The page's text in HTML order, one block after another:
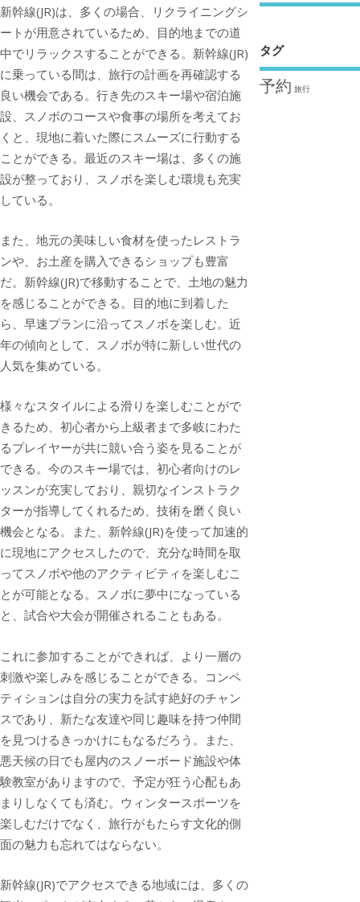
新幹線(JR)は、多くの場合、リクライニングシ
ートが用意されているため、目的地までの道
中でリラックスすることができる。新幹線(JR)
に乗っている間は、旅行の計画を再確認する
良い機会である。行き先のスキー場や宿泊施
設、スノボのコースや食事の場所を考えてお
くと、現地に着いた際にスムーズに行動する
ことができる。最近のスキー場は、多くの施
設が整っており、スノボを楽しむ環境も充実
している。
また、地元の美味しい食材を使ったレストラ
ンや、お土産を購入できるショップも豊富
だ。新幹線(JR)で移動することで、土地の魅力
を感じることができる。目的地に到着した
ら、早速プランに沿ってスノボを楽しむ。近
年の傾向として、スノボが特に新しい世代の
人気を集めている。
様々なスタイルによる滑りを楽しむことがで
きるため、初心者から上級者まで多岐にわた
るプレイヤーが共に競い合う姿を見ることが
できる。今のスキー場では、初心者向けのレ
ッスンが充実しており、親切なインストラク
ターが指導してくれるため、技術を磨く良い
機会となる。また、新幹線(JR)を使って加速的
に現地にアクセスしたので、充分な時間を取
ってスノボや他のアクティビティを楽しむこ
とが可能となる。スノボに夢中になっている
と、試合や大会が開催されることもある。
これに参加することができれば、より一層の
刺激や楽しみを感じることができる。コンペ
ティションは自分の実力を試す絶好のチャン
スであり、新たな友達や同じ趣味を持つ仲間
を見つけるきっかけにもなるだろう。また、
悪天候の日でも屋内のスノーボード施設や体
験教室がありますので、予定が狂う心配もあ
まりしなくても済む。ウィンタースポーツを
楽しむだけでなく、旅行がもたらす文化的側
面の魅力も忘れてはならない。
新幹線(JR)でアクセスできる地域には、多くの
タグ
予約 旅行